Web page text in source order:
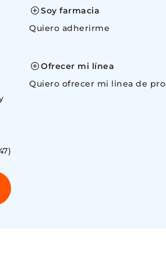
Soy farmacia
Quiero adherirme
Ofrecer mi línea
Quiero ofrecer mi linea de